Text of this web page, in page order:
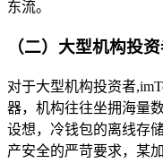
东流。
（二）大型机构投
对于大型机构投资者
器，机构往往坐拥海量
设想，冷钱包的离线存
产安全的严苛要求，某